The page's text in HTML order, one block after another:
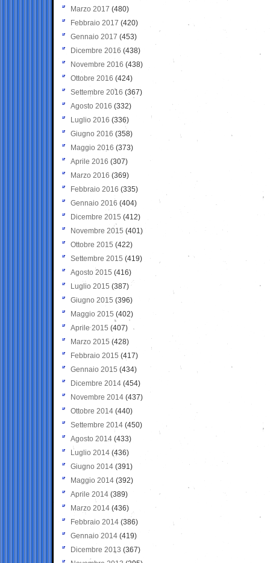
Marzo 2017 (480)
Febbraio 2017 (420)
Gennaio 2017 (453)
Dicembre 2016 (438)
Novembre 2016 (438)
Ottobre 2016 (424)
Settembre 2016 (367)
Agosto 2016 (332)
Luglio 2016 (336)
Giugno 2016 (358)
Maggio 2016 (373)
Aprile 2016 (307)
Marzo 2016 (369)
Febbraio 2016 (335)
Gennaio 2016 (404)
Dicembre 2015 (412)
Novembre 2015 (401)
Ottobre 2015 (422)
Settembre 2015 (419)
Agosto 2015 (416)
Luglio 2015 (387)
Giugno 2015 (396)
Maggio 2015 (402)
Aprile 2015 (407)
Marzo 2015 (428)
Febbraio 2015 (417)
Gennaio 2015 (434)
Dicembre 2014 (454)
Novembre 2014 (437)
Ottobre 2014 (440)
Settembre 2014 (450)
Agosto 2014 (433)
Luglio 2014 (436)
Giugno 2014 (391)
Maggio 2014 (392)
Aprile 2014 (389)
Marzo 2014 (436)
Febbraio 2014 (386)
Gennaio 2014 (419)
Dicembre 2013 (367)